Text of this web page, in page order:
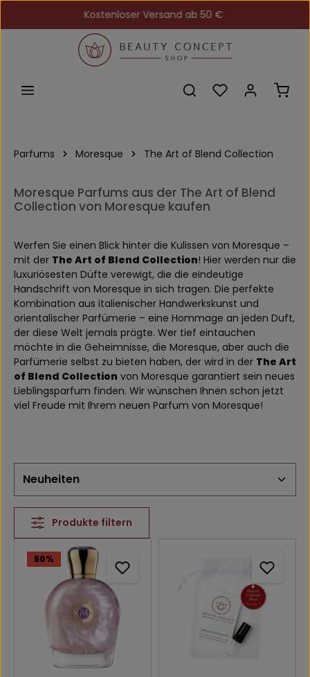
Zum Hauptinhalt springenKostenloser Versand ab 50 €
Du hast 0
Parfums Moresque The Art of Blend Collection
Moresque Parfums aus der The Art of Blend
Collection von Moresque kaufen
Werfen Sie einen Blick hinter die Kulissen von Moresque –
mit der The Art of Blend Collection! Hier werden nur die
luxuriösesten Düfte verewigt, die die eindeutige
Handschrift von Moresque in sich tragen. Die perfekte
Kombination aus italienischer Handwerkskunst und
orientalischer Parfümerie – eine Hommage an jeden Duft,
der diese Welt jemals prägte. Wer tief eintauchen
möchte in die Geheimnisse, die Moresque, aber auch die
Parfümerie selbst zu bieten haben, der wird in der The Art
of Blend Collection von Moresque garantiert sein neues
Lieblingsparfum finden. Wir wünschen Ihnen schon jetzt
viel Freude mit Ihrem neuen Parfum von Moresque!
Produkte filtern
50%